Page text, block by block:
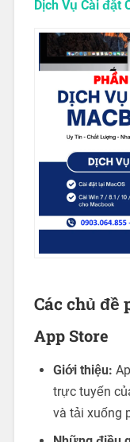
Dịch Vụ Cài đặt
Các chủ đề
App Store
Giới thiệu:
trực tuyến
và tải xuống